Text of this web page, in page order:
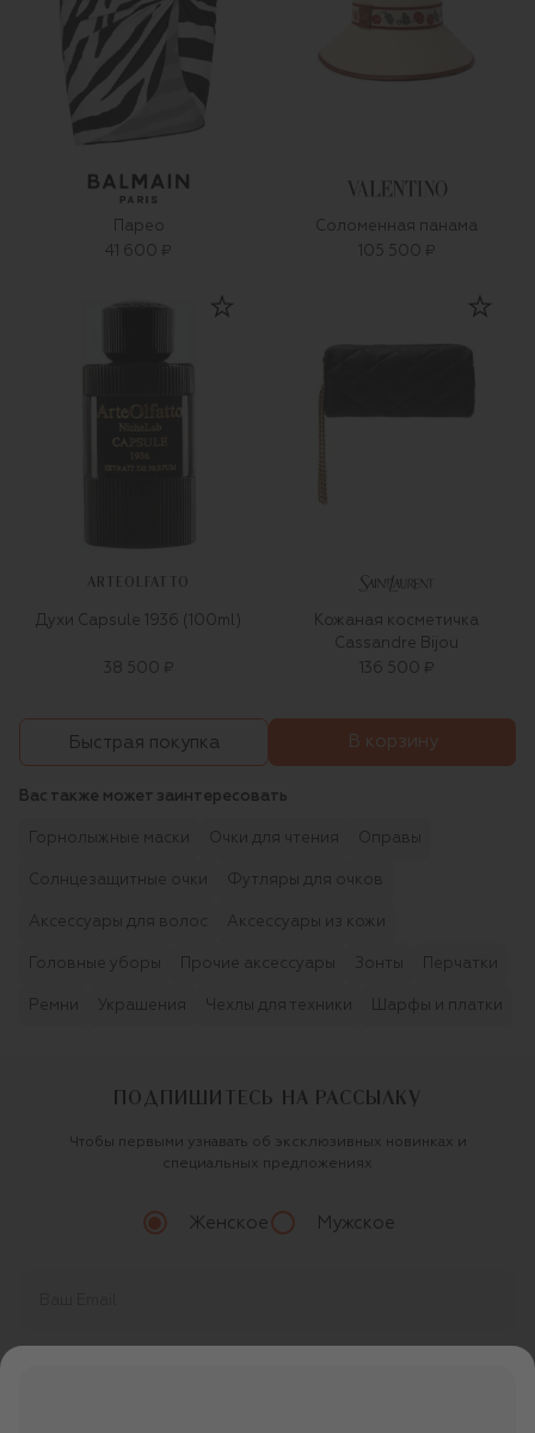
Парео
41 600 ₽
Соломенная панама
105 500 ₽
ARTEOLFATTO
Духи Capsule 1936 (100ml)
38 500 ₽
Кожаная косметичка
Cassandre Bijou
136 500 ₽
Быстрая покупка В корзину
Вас также может заинтересовать
Горнолыжные маски Очки для чтения Оправы
Солнцезащитные очки Футляры для очков
Аксессуары для волос Аксессуары из кожи
Головные уборы Прочие аксессуары Зонты Перчатки
Ремни Украшения Чехлы для техники Шарфы и платки
ПОДПИШИТЕСЬ НА РАССЫЛКУ
Чтобы первыми узнавать об эксклюзивных новинках и
специальных предложениях
Женское Мужское